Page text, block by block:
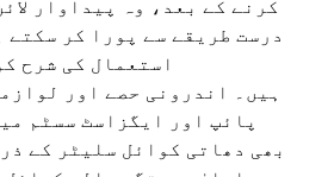
کرنے کے بعد، وہ پیداوار
درست طریقے سے پورا کر سکتے
استعمال کی شرح
ہیں۔
اندرونی حصے اور
پائپ اور ایگزاسٹ سسٹم
بھی دھاتی کوائل سلیٹر کے